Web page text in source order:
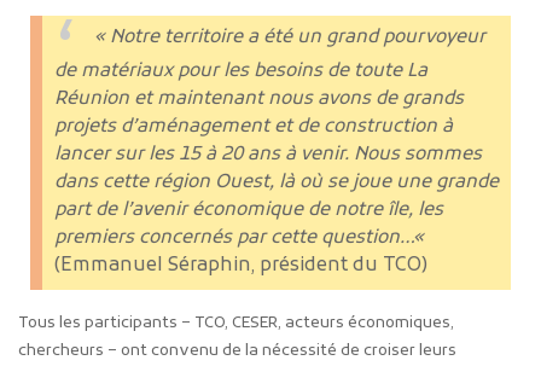
« Notre territoire a été un grand pourvoyeur
de matériaux pour les besoins de toute La
Réunion et maintenant nous avons de grands
projets d’aménagement et de construction à
lancer sur les 15 à 20 ans à venir. Nous sommes
dans cette région Ouest, là où se joue une grande
part de l’avenir économique de notre île, les
premiers concernés par cette question…«
(Emmanuel Séraphin, président du TCO)
Tous les participants – TCO, CESER, acteurs économiques,
chercheurs – ont convenu de la nécessité de croiser leurs